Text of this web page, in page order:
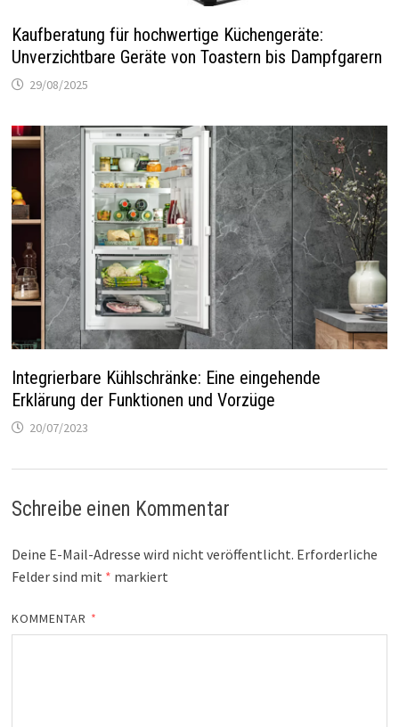
Kaufberatung für hochwertige Küchengeräte:
Unverzichtbare Geräte von Toastern bis Dampfgarern
29/08/2025
Integrierbare Kühlschränke: Eine eingehende
Erklärung der Funktionen und Vorzüge
20/07/2023
Schreibe einen Kommentar
Deine E-Mail-Adresse wird nicht veröffentlicht. Erforderliche
Felder sind mit * markiert
KOMMENTAR *